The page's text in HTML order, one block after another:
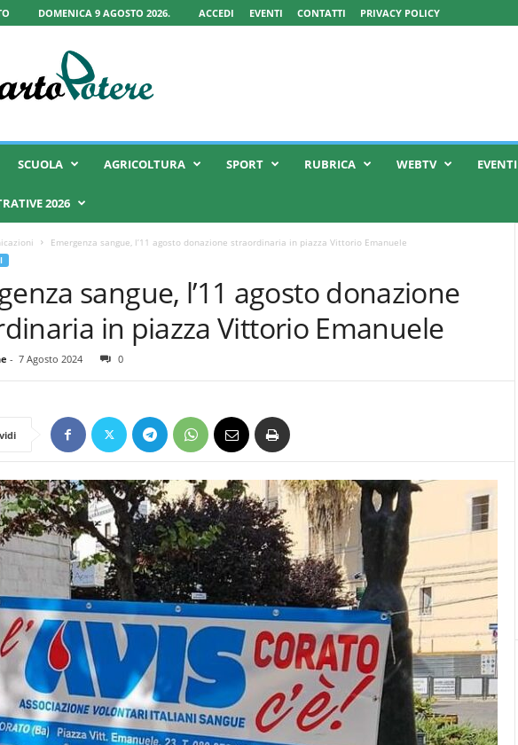
DOMENICA 9 AGOSTO 2026. ACCEDI EVENTI CONTATTI PRIVACY POLICY
SCUOLA AGRICOLTURA SPORT RUBRICA WEBTV EVENTI
2026
Emergenza sangue, l’11 agosto donazione straordinaria in piazza Vittorio Emanuele
sangue, l’11 agosto donazione
in piazza Vittorio Emanuele
- 7 Agosto 2024 0